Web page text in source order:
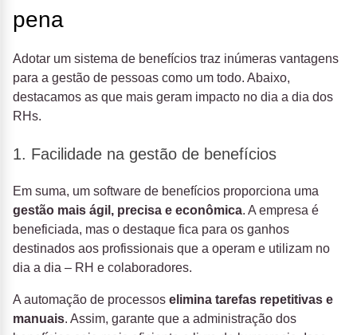
pena
Adotar um sistema de benefícios traz inúmeras vantagens
para a gestão de pessoas como um todo. Abaixo,
destacamos as que mais geram impacto no dia a dia dos
RHs.
1. Facilidade na gestão de benefícios
Em suma, um software de benefícios proporciona uma
gestão mais ágil, precisa e econômica. A empresa é
beneficiada, mas o destaque fica para os ganhos
destinados aos profissionais que a operam e utilizam no
dia a dia – RH e colaboradores.
A automação de processos elimina tarefas repetitivas e
manuais. Assim, garante que a administração dos